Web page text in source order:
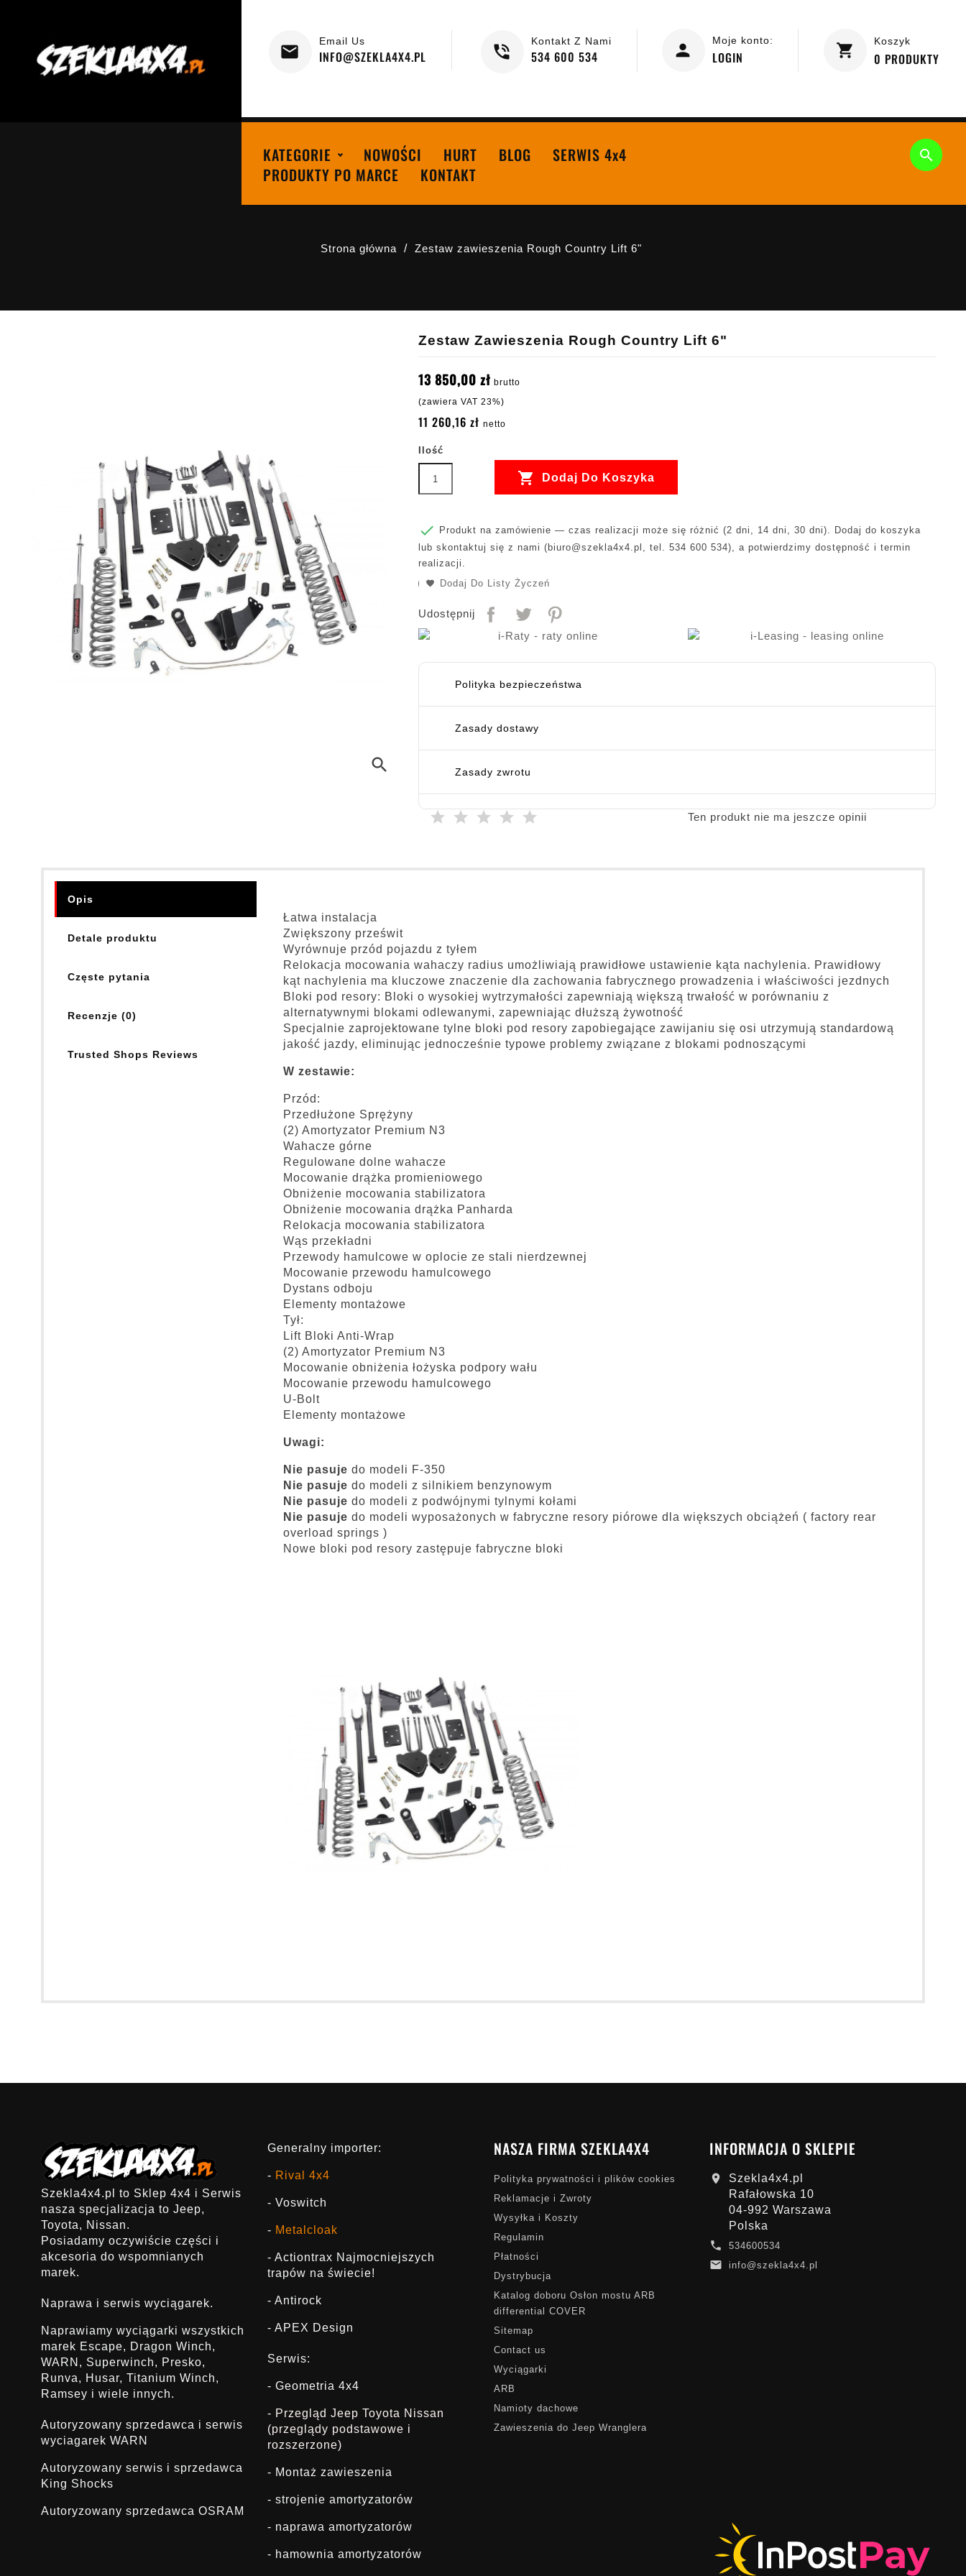
Koszyk
0 PRODUKTY
Moje konto:
LOGIN
Kontakt Z Nami
534 600 534
Email Us
INFO@SZEKLA4X4.PL
KATEGORIE NOWOŚCI HURT BLOG
SERWIS 4x4
PRODUKTY PO MARCE
KONTAKT

Strona główna Zestaw zawieszenia Rough Country Lift 6"
search
Zestaw Zawieszenia Rough Country Lift 6"
13 850,00 zł brutto
(zawiera VAT 23%)
11 260,16 zł netto
Ilość
 Dodaj Do Koszyka

Produkt na zamówienie — czas realizacji może się różnić (2 dni, 14 dni, 30 dni). Dodaj do koszyka
lub skontaktuj się z nami ( biuro@szekla4x4.pl , tel. 534 600 534), a potwierdzimy dostępność i termin
realizacji.
Dodaj Do Listy Życzeń
Udostępnij
Polityka bezpieczeństwa
Zasady dostawy
Zasady zwrotu
Ten produkt nie ma jeszcze opinii
Opis
Detale produktu
Częste pytania
Recenzje (0)
Trusted Shops Reviews
Łatwa instalacja
Zwiększony prześwit
Wyrównuje przód pojazdu z tyłem
Relokacja mocowania wahaczy radius umożliwiają prawidłowe ustawienie kąta nachylenia. Prawidłowy
kąt nachylenia ma kluczowe znaczenie dla zachowania fabrycznego prowadzenia i właściwości jezdnych
Bloki pod resory: Bloki o wysokiej wytrzymałości zapewniają większą trwałość w porównaniu z
alternatywnymi blokami odlewanymi, zapewniając dłuższą żywotność
Specjalnie zaprojektowane tylne bloki pod resory zapobiegające zawijaniu się osi utrzymują standardową
jakość jazdy, eliminując jednocześnie typowe problemy związane z blokami podnoszącymi
W zestawie:
Przód:
Przedłużone Sprężyny
(2) Amortyzator Premium N3
Wahacze górne
Regulowane dolne wahacze
Mocowanie drążka promieniowego
Obniżenie mocowania stabilizatora
Obniżenie mocowania drążka Panharda
Relokacja mocowania stabilizatora
Wąs przekładni
Przewody hamulcowe w oplocie ze stali nierdzewnej
Mocowanie przewodu hamulcowego
Dystans odboju
Elementy montażowe
Tył:
Lift Bloki Anti-Wrap
(2) Amortyzator Premium N3
Mocowanie obniżenia łożyska podpory wału
Mocowanie przewodu hamulcowego
U-Bolt
Elementy montażowe
Uwagi:
Nie pasuje do modeli F-350
Nie pasuje do modeli z silnikiem benzynowym
Nie pasuje do modeli z podwójnymi tylnymi kołami
Nie pasuje do modeli wyposażonych w fabryczne resory piórowe dla większych obciążeń ( factory rear
overload springs )
Nowe bloki pod resory zastępuje fabryczne bloki
Szekla4x4.pl to Sklep 4x4 i Serwis
nasza specjalizacja to Jeep,
Toyota, Nissan.
Posiadamy oczywiście części i
akcesoria do wspomnianych
marek.
Naprawa i serwis wyciągarek.
Naprawiamy wyciągarki wszystkich
marek Escape, Dragon Winch,
WARN, Superwinch, Presko,
Runva, Husar, Titanium Winch,
Ramsey i wiele innych.
Autoryzowany sprzedawca i serwis
wyciagarek WARN
Autoryzowany serwis i sprzedawca
King Shocks
Autoryzowany sprzedawca OSRAM
Generalny importer:
- Rival 4x4
- Voswitch
- Metalcloak
- Actiontrax Najmocniejszych
trapów na świecie!
- Antirock
- APEX Design
Serwis:
- Geometria 4x4
- Przegląd Jeep Toyota Nissan
(przeglądy podstawowe i
rozszerzone)
- Montaż zawieszenia
- strojenie amortyzatorów
- naprawa amortyzatorów
- hamownia amortyzatorów
NASZA FIRMA SZEKLA4X4
Polityka prywatności i plików cookies
Reklamacje i Zwroty
Wysyłka i Koszty
Regulamin
Płatności
Dystrybucja
Katalog doboru Osłon mostu ARB
differential COVER
Sitemap
Contact us
Wyciągarki
ARB
Namioty dachowe
Zawieszenia do Jeep Wranglera
INFORMACJA O SKLEPIE

Szekla4x4.pl
Rafałowska 10
04-992 Warszawa
Polska
 534600534
 info@szekla4x4.pl